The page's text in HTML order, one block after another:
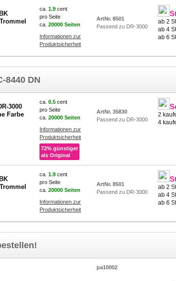
ca.1.9cent
pro Seite
ca.20000 Seiten
Informationen zur
Produktsicherheit
ArtNr. 8501
Passend zu DR-3000
ab 2
ab 4
ab 6
8440 DN
3000
Farbe
ca.0.5cent
pro Seite
ca.20000 Seiten
Informationen zur
Produktsicherheit
72% günstiger
als Original
ArtNr. 35830
Passend zu DR-3000
2
4
ca.1.9cent
pro Seite
ca.20000 Seiten
Informationen zur
Produktsicherheit
ArtNr. 8501
Passend zu DR-3000
ab 2
ab 4
ab 6
pa10002